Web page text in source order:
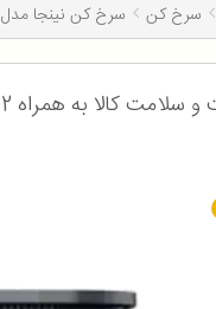
سرخ کن سرخ کن نینجا مدل DZ300